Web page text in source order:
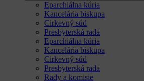
Eparchiálna kúria
Kancelária biskupa
Cirkevný súd
Presbyterská rada
Eparchiálna kúria
Kancelária biskupa
Cirkevný súd
Presbyterská rada
Rady a komisie